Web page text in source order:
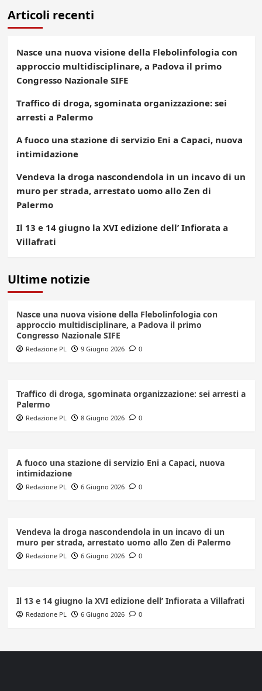
Articoli recenti
Nasce una nuova visione della Flebolinfologia con
approccio multidisciplinare, a Padova il primo
Congresso Nazionale SIFE
Traffico di droga, sgominata organizzazione: sei
arresti a Palermo
A fuoco una stazione di servizio Eni a Capaci, nuova
intimidazione
Vendeva la droga nascondendola in un incavo di un
muro per strada, arrestato uomo allo Zen di
Palermo
Il 13 e 14 giugno la XVI edizione dell’ Infiorata a
Villafrati
Ultime notizie
Nasce una nuova visione della Flebolinfologia con
approccio multidisciplinare, a Padova il primo
Congresso Nazionale SIFE
Redazione PL 9 Giugno 2026 0
Traffico di droga, sgominata organizzazione: sei arresti a
Palermo
Redazione PL 8 Giugno 2026 0
A fuoco una stazione di servizio Eni a Capaci, nuova
intimidazione
Redazione PL 6 Giugno 2026 0
Vendeva la droga nascondendola in un incavo di un
muro per strada, arrestato uomo allo Zen di Palermo
Redazione PL 6 Giugno 2026 0
Il 13 e 14 giugno la XVI edizione dell’ Infiorata a Villafrati
Redazione PL 6 Giugno 2026 0